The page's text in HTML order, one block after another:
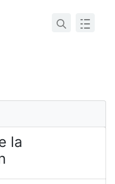
la